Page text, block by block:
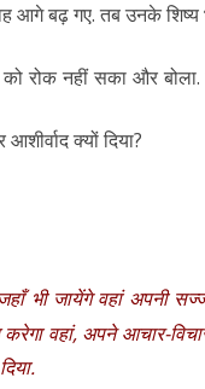
आगे बढ़ गए. तब उनके
नहीं सका और बोला.
क्यों दिया?
भी जायेंगे वहां अपनी
करेगा वहां, अपने आचार-